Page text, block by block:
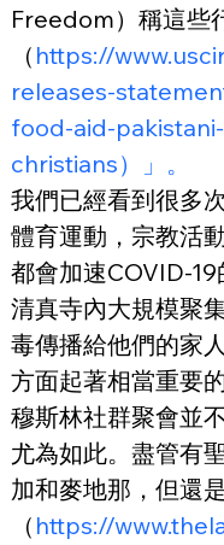
Freedom）稱這些
（ https://
releases-
food-aid-
christians）」。
我們已經看到很多
體育運動，宗教活
都會加速COVID-
清真寺內大規模聚
毒傳播給他們的家
方面起著相當重要
穆斯林社群聚會並
尤為如此。盡管有
加和麥地那，但還
（ https://